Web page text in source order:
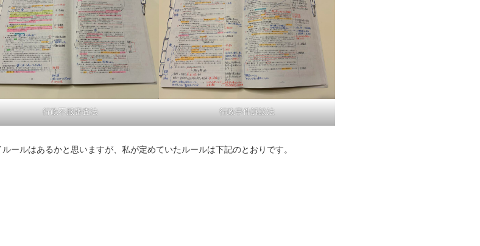
行政不服審査法 行政事件訴訟法
ールはあるかと思いますが、私が定めていたルールは下記のとおりです。